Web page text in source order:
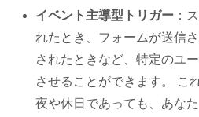
イベント主導型トリガー ：
れたとき、フォームが送信
されたときなど、特定のユ
させることができます。 こ
夜や休日であっても、あな